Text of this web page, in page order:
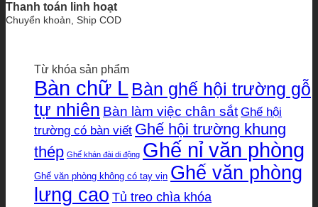
Thanh toán linh hoạt
Chuyển khoản, Ship COD
Từ khóa sản phẩm
Bàn chữ L Bàn ghế hội trường gỗ
tự nhiên Bàn làm việc chân sắt Ghế hội
trường có bàn viết Ghế hội trường khung
thép Ghế khán đài di động Ghế nỉ văn phòng
Ghế văn phòng không có tay vịn Ghế văn phòng
lưng cao Tủ treo chìa khóa